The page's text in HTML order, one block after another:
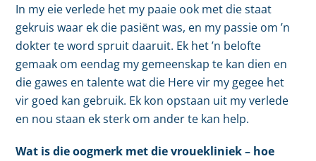
In my eie verlede het my paaie ook met die staat
gekruis waar ek die pasiënt was, en my passie om ’n
dokter te word spruit daaruit. Ek het ’n belofte
gemaak om eendag my gemeenskap te kan dien en
die gawes en talente wat die Here vir my gegee het
vir goed kan gebruik. Ek kon opstaan uit my verlede
en nou staan ek sterk om ander te kan help.
Wat is die oogmerk met die vrouekliniek – hoe